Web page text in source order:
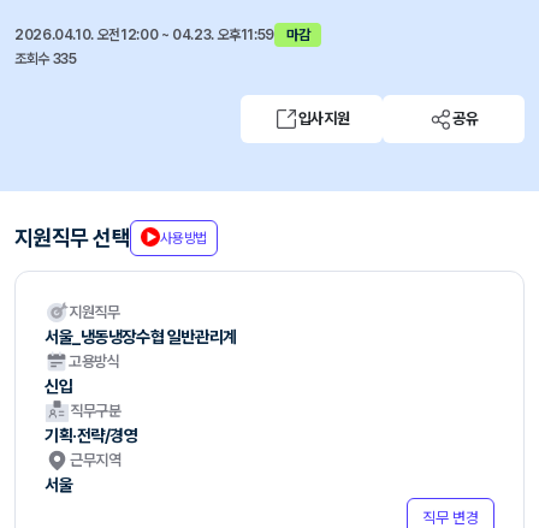
2026.04.10. 오전12:00 ~ 04.23. 오후11:59
마감
조회수 335
입사지원 공유
지원직무 선택 사용방법
지원직무
서울_냉동냉장수협 일반관리계
고용방식
신입
직무구분
기획·전략/경영
근무지역
서울
직무 변경